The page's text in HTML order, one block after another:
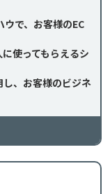
ウで、お客様のEC
使ってもらえるシ
、お客様のビジネ